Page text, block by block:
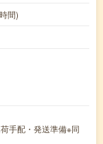
間)
手配・発送準備※同